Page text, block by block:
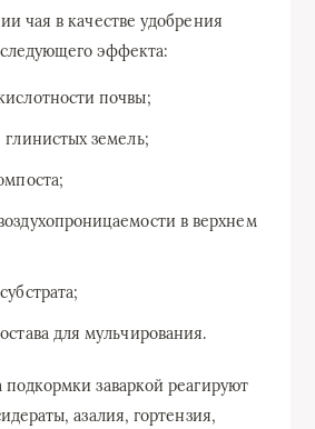
чая в качестве удобрения
эффекта:
почвы;
земель;
в верхнем
для мульчирования.
заваркой реагируют
азалия, гортензия,